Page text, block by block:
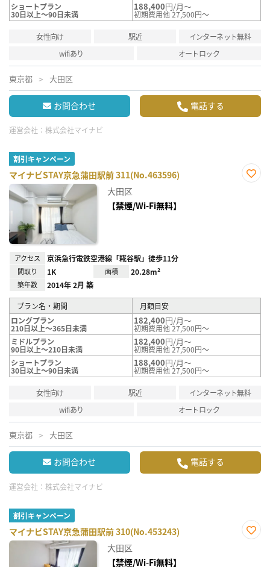
ショートプラン
30日以上～90日未満
188,400円/月～
初期費用他 27,500円～
女性向け 駅近
インターネット無料
wifiあり
オートロック
東京都 大田区
お問合わせ 電話する
運営会社： 株式会社マイナビ
割引キャンペーン
マイナビSTAY京急蒲田駅前 311(No.463596)
大田区
【禁煙/Wi-Fi無料】
アクセス 京浜急行電鉄空港線「糀谷駅」徒歩11分
間取り 1K 面積 20.28m²
築年数 2014年 2月 築
プラン名・期間
月額目安
ロングプラン
210日以上～365日未満
182,400円/月～
初期費用他 27,500円～
ミドルプラン
90日以上～210日未満
182,400円/月～
初期費用他 27,500円～
ショートプラン
30日以上～90日未満
188,400円/月～
初期費用他 27,500円～
女性向け 駅近
インターネット無料
wifiあり
オートロック
東京都 大田区
お問合わせ 電話する
運営会社： 株式会社マイナビ
割引キャンペーン
マイナビSTAY京急蒲田駅前 310(No.453243)
大田区
【禁煙/Wi-Fi無料】